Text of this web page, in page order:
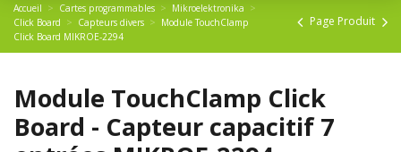
Accueil Cartes programmables
Mikroelektronika
Click Board
Capteurs divers
Module TouchClamp
Click Board MIKROE-2294
Page Produit
Module TouchClamp Click
Board - Capteur capacitif 7